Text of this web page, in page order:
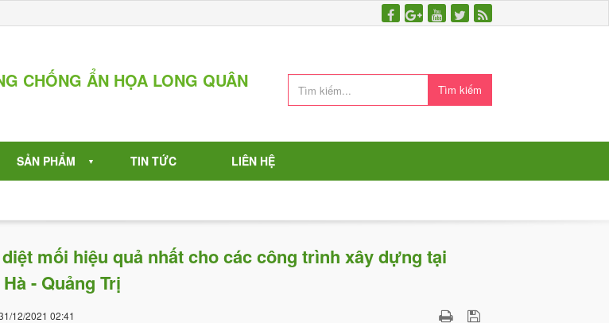
CHỐNG ẨN HỌA LONG QUÂN Tìm kiếm
SẢN PHẨM ▼ TIN TỨC LIÊN HỆ
mối hiệu quả nhất cho các công trình xây dựng tại
- Quảng Trị
12/2021 02:41